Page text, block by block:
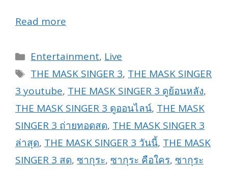
Read more
Categories
Entertainment, Live
Tags
THE MASK SINGER 3, THE MASK SINGER
3 youtube, THE MASK SINGER 3 ดูย้อนหลัง,
THE MASK SINGER 3 ดูออนไลน์, THE MASK
SINGER 3 ถ่ายทอดสด, THE MASK SINGER 3
ล่าสุด, THE MASK SINGER 3 วันนี้, THE MASK
SINGER 3 สด, ซากุระ, ซากุระ คือใคร, ซากุระ